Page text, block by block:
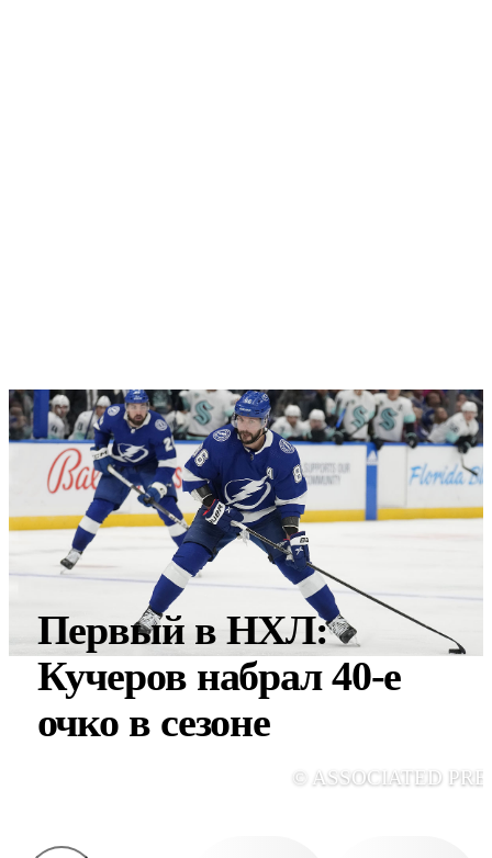
Первый в НХЛ:
Кучеров набрал 40-е
очко в сезоне
© ASSOCIATED